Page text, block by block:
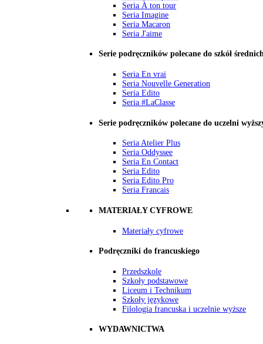
Seria À ton tour
Seria Imagine
Seria Macaron
Seria J'aime
Serie podręczników polecane do szkół
Seria En vrai
Seria Nouvelle Generation
Seria Edito
Seria #LaClasse
Serie podręczników polecane do uczelni
Seria Atelier Plus
Seria Oddyssee
Seria En Contact
Seria Edito
Seria Edito Pro
Seria Francais
MATERIAŁY CYFROWE
Materiały cyfrowe
Podręczniki do francuskiego
Przedszkole
Szkoły podstawowe
Liceum i Technikum
Szkoły językowe
Filologia francuska i uczelnie wyższe
WYDAWNICTWA